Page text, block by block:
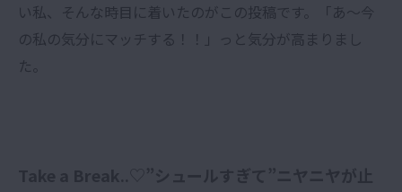
い私、そんな時目に着いたのがこの投稿です。「あ〜今
の私の気分にマッチする！！」っと気分が高まりまし
た。